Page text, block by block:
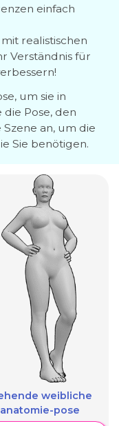
einfach
realistischen
Verständnis für
um sie in
die Pose, den
an, um die
Sie benötigen.
weibliche
anatomie-pose